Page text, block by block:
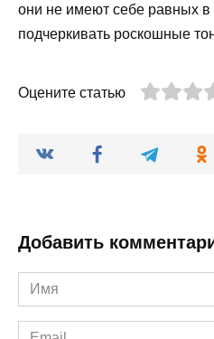
они не имеют себе равных в
подчеркивать роскошные
Оцените статью
Добавить
Имя
*
Email